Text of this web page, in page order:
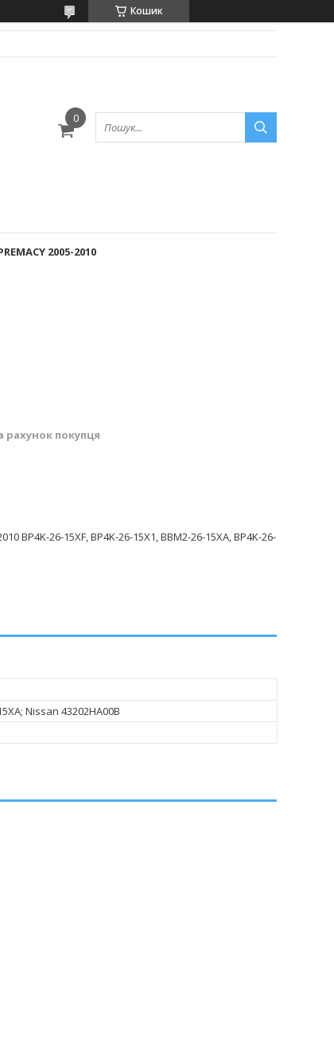
Кошик
2005-2010
рахунок покупця
BP4K-26-15XF, BP4K-26-15X1, BBM2-26-15XA, BP4K-26-
Nissan 43202HA00B